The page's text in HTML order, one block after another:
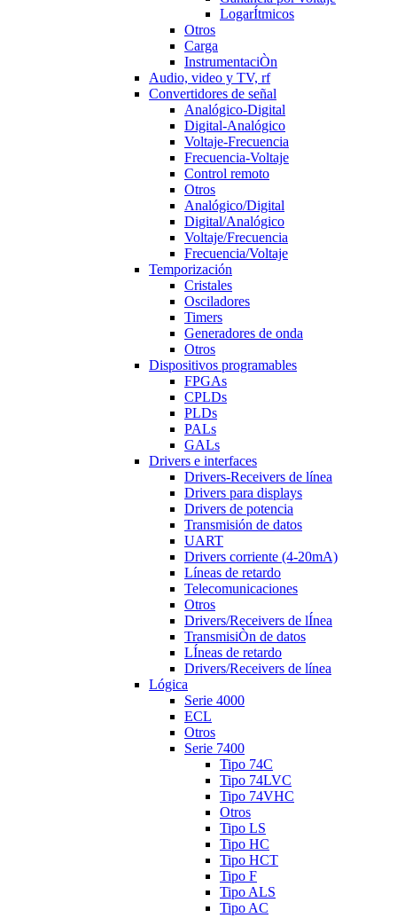
LogarÍtmicos
Otros
Carga
InstrumentaciÒn
Audio, video y TV, rf
Convertidores de señal
Analógico-Digital
Digital-Analógico
Voltaje-Frecuencia
Frecuencia-Voltaje
Control remoto
Otros
Analógico/Digital
Digital/Analógico
Voltaje/Frecuencia
Frecuencia/Voltaje
Temporización
Cristales
Osciladores
Timers
Generadores de onda
Otros
Dispositivos programables
FPGAs
CPLDs
PLDs
PALs
GALs
Drivers e interfaces
Drivers-Receivers de línea
Drivers para displays
Drivers de potencia
Transmisión de datos
UART
Drivers corriente (4-20mA)
Líneas de retardo
Telecomunicaciones
Otros
Drivers/Receivers de lÍnea
TransmisiÒn de datos
LÍneas de retardo
Drivers/Receivers de línea
Lógica
Serie 4000
ECL
Otros
Serie 7400
Tipo 74C
Tipo 74LVC
Tipo 74VHC
Otros
Tipo LS
Tipo HC
Tipo HCT
Tipo F
Tipo ALS
Tipo AC